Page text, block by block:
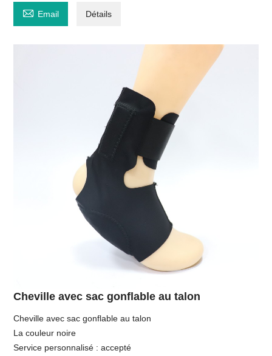
 Email Détails
Cheville avec sac gonflable au talon
Cheville avec sac gonflable au talon
La couleur noire
Service personnalisé : accepté